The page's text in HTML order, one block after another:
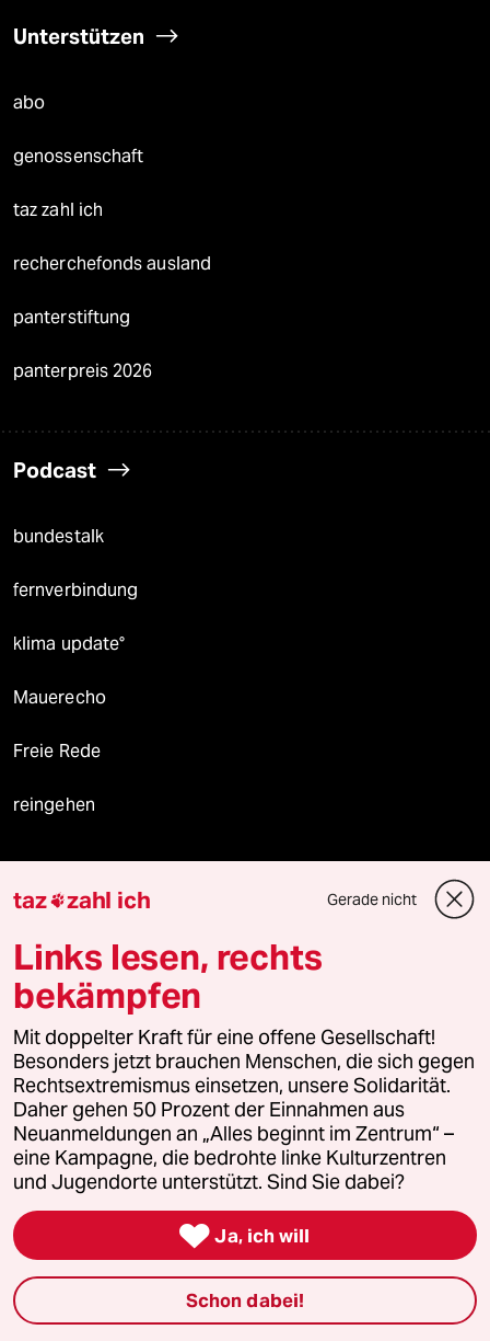
Unterstützen
abo
genossenschaft
taz zahl ich
recherchefonds ausland
panterstiftung
panterpreis 2026
Podcast
bundestalk
fernverbindung
klima update°
Mauerecho
Freie Rede
reingehen
Newsletter
team zukunft
taz frisch
taz zahl ich
taz lab Infobrief
Veranstaltungen
Demnächst
taz zahl ich Gerade nicht
Links lesen, rechts
bekämpfen
Mit doppelter Kraft für eine offene Gesellschaft!
Besonders jetzt brauchen Menschen, die sich gegen
Rechtsextremismus einsetzen, unsere Solidarität.
Daher gehen 50 Prozent der Einnahmen aus
Neuanmeldungen an „Alles beginnt im Zentrum“ –
eine Kampagne, die bedrohte linke Kulturzentren
und Jugendorte unterstützt. Sind Sie dabei?
 Ja, ich will
Schon dabei!